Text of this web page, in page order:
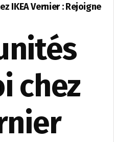
IKEA Vernier : Rejoigne
chez